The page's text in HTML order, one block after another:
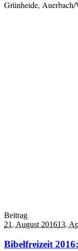
Grünheide,
Beitrag
21. August 201613.
Bibelfreizeit